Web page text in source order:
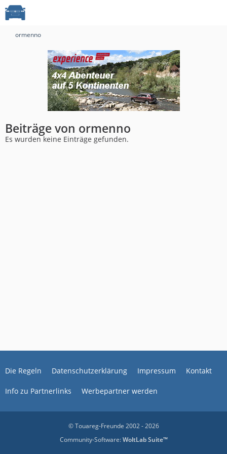
ormenno
Beiträge von ormenno
Es wurden keine Einträge gefunden.
Die Regeln Datenschutzerklärung Impressum Kontakt
Info zu Partnerlinks Werbepartner werden
© Touareg-Freunde 2002 - 2026
Community-Software:WoltLab Suite™